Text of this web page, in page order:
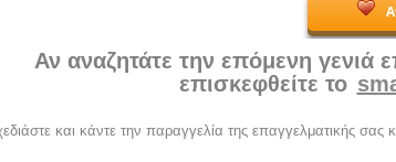
Αν αναζητάτε την επόμενη γενιά
επισκεφθείτε το
και κάντε την παραγγελία της επαγγελματικής σας